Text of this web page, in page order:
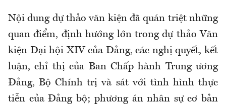
Nội dung dự thảo văn kiện đã quán triệt những
quan điểm, định hướng lớn trong dự thảo Văn
kiện Đại hội XIV của Đảng, các nghị quyết, kết
luận, chỉ thị của Ban Chấp hành Trung ương
Đảng, Bộ Chính trị và sát với tình hình thực
tiễn của Đảng bộ; phương án nhân sự cơ bản